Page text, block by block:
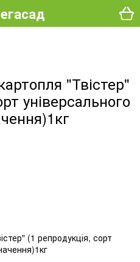
"Твістер"
універсального